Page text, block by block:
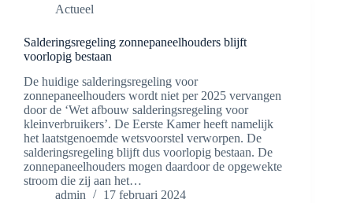
Actueel
Salderingsregeling zonnepaneelhouders blijft
voorlopig bestaan
De huidige salderingsregeling voor
zonnepaneelhouders wordt niet per 2025 vervangen
door de ‘Wet afbouw salderingsregeling voor
kleinverbruikers’. De Eerste Kamer heeft namelijk
het laatstgenoemde wetsvoorstel verworpen. De
salderingsregeling blijft dus voorlopig bestaan. De
zonnepaneelhouders mogen daardoor de opgewekte
stroom die zij aan het…
admin
17 februari 2024